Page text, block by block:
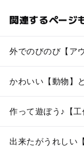
関連するページ
外でのびのび【ア
かわいい【動物】
作って遊ぼう♪【工
出来たがうれしい